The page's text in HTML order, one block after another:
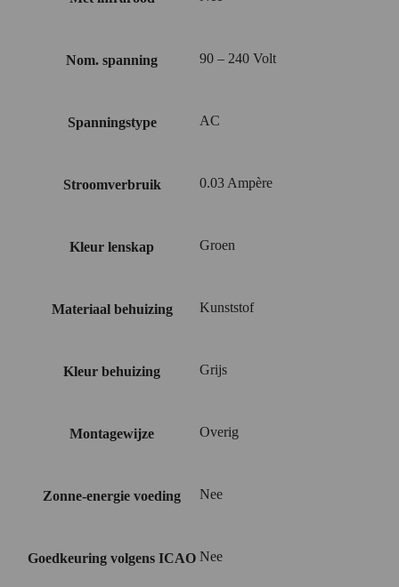
Nom. spanning 90 – 240 Volt
Spanningstype AC
Stroomverbruik 0.03 Ampère
Kleur lenskap Groen
Materiaal behuizing Kunststof
Kleur behuizing Grijs
Montagewijze Overig
Zonne-energie voeding Nee
Goedkeuring volgens ICAO Nee